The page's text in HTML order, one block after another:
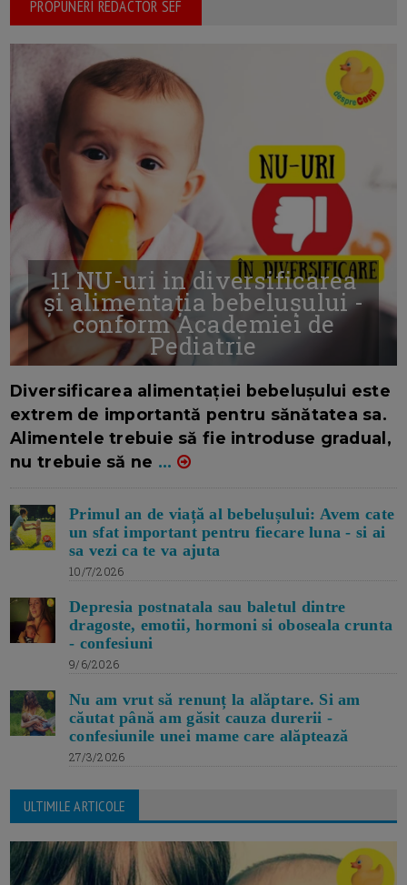
PROPUNERI REDACTOR SEF
11 NU-uri in diversificarea
și alimentația bebelușului -
conform Academiei de
Pediatrie
Diversificarea alimentației bebelușului este
extrem de importantă pentru sănătatea sa.
Alimentele trebuie să fie introduse gradual,
nu trebuie să ne ...
Primul an de viață al bebelușului: Avem cate
un sfat important pentru fiecare luna - si ai
sa vezi ca te va ajuta
10/7/2026
Depresia postnatala sau baletul dintre
dragoste, emotii, hormoni si oboseala crunta
- confesiuni
9/6/2026
Nu am vrut să renunț la alăptare. Si am
căutat până am găsit cauza durerii -
confesiunile unei mame care alăptează
27/3/2026
ULTIMILE ARTICOLE